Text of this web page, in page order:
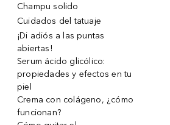
Champu solido
Cuidados del tatuaje
¡Di adiós a las puntas
abiertas!
Serum ácido glicólico:
propiedades y efectos en tu
piel
Crema con colágeno, ¿cómo
funcionan?